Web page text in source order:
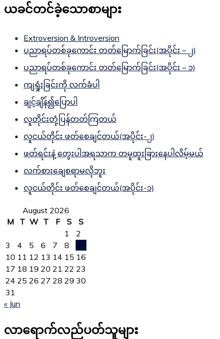
ယခင်တင်ခဲ့သောစာများ
Extroversion & Introversion
ပညာရပ်တစ်ခုကောင်း တတ်မြောက်ခြင်း(အပိုင်း – ၂)
ပညာရပ်တစ်ခုကောင်း တတ်မြောက်ခြင်း(အပိုင်း – ၁)
ကျရှုံးခြင်းကို လက်ခံပါ
ချင့်ချိန်၍ပြောပါ
လူတိုင်းတုံ့ပြန်တတ်ကြတယ်
လူငယ်တိုင်း ဖတ်စေချင်တယ်(အပိုင်း-၂)
ဖတ်ရင်းနဲ့ တွေးပါအရသာက တမူထူးခြားနေပါလိမ့်မယ်
လက်စားချေစရာမလိုဘူး
လူငယ်တိုင်း ဖတ်စေချင်တယ်(အပိုင်း-၁)
August 2026
M
T W T F S
S
1
2
3
4 5 6 7 8
9
10 11 12 13 14 15 16
17 18 19 20 21 22 23
24 25 26 27 28 29 30
31
« Jun
လာရောက်လည်ပတ်သူများ